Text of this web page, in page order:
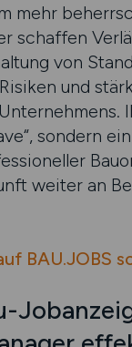
mehr
schaffen
von
und
sondern
weiter an
BAU.JOBS